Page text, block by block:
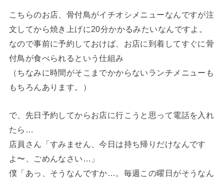
こちらのお店、骨付鳥がイチオシメニューなんですが注
文してから焼き上げに20分かかるみたいなんですよ。
なので事前に予約しておけば、お店に到着してすぐに骨
付鳥が食べられるという仕組み
（ちなみに時間がそこまでかからないランチメニューも
もちろんあります。）
で、先日予約してからお店に行こうと思って電話を入れ
たら…
店員さん「すみません、今日は持ち帰りだけなんです
よ〜、ごめんなさい…」
僕「あっ、そうなんですか…。毎週この曜日がそうなん